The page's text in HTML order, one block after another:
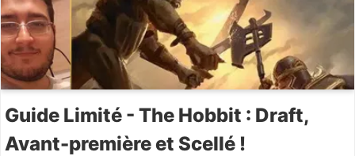
Guide Limité - The Hobbit : Draft,
Avant-première et Scellé !